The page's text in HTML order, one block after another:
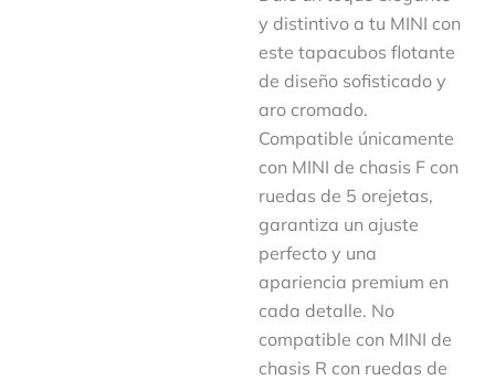
y distintivo a tu MINI con
este tapacubos flotante
de diseño sofisticado y
aro cromado.
Compatible únicamente
con MINI de chasis F con
ruedas de 5 orejetas,
garantiza un ajuste
perfecto y una
apariencia premium en
cada detalle. No
compatible con MINI de
chasis R con ruedas de